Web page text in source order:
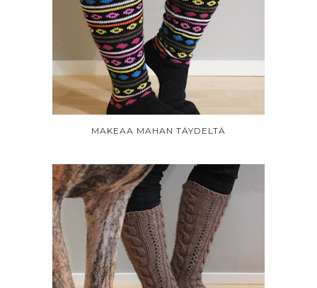
MAKEAA MAHAN TÄYDELTÄ